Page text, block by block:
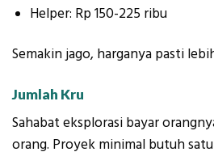
Helper: Rp 150-225 ribu
Semakin jago, harganya pasti
Jumlah Kru
Sahabat eksplorasi bayar
orang. Proyek minimal butuh